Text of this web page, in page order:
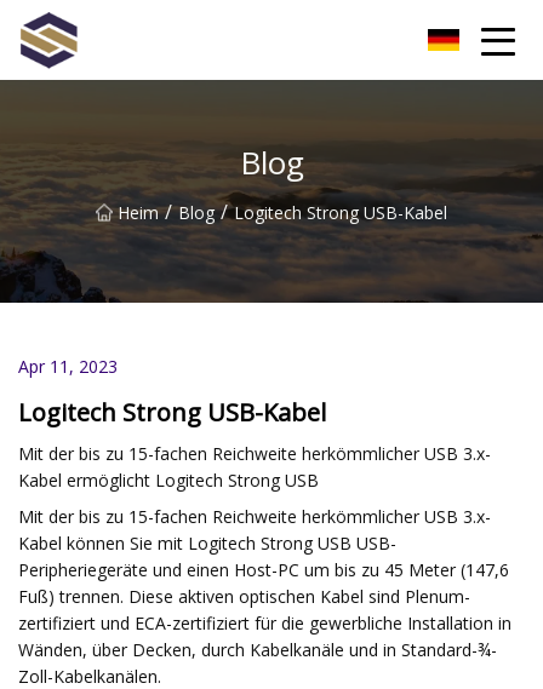
Blog
Heim / Blog / Logitech Strong USB-Kabel
Apr 11, 2023
Logitech Strong USB-Kabel
Mit der bis zu 15-fachen Reichweite herkömmlicher USB 3.x-
Kabel ermöglicht Logitech Strong USB
Mit der bis zu 15-fachen Reichweite herkömmlicher USB 3.x-
Kabel können Sie mit Logitech Strong USB USB-
Peripheriegeräte und einen Host-PC um bis zu 45 Meter (147,6
Fuß) trennen. Diese aktiven optischen Kabel sind Plenum-
zertifiziert und ECA-zertifiziert für die gewerbliche Installation in
Wänden, über Decken, durch Kabelkanäle und in Standard-¾-
Zoll-Kabelkanälen.